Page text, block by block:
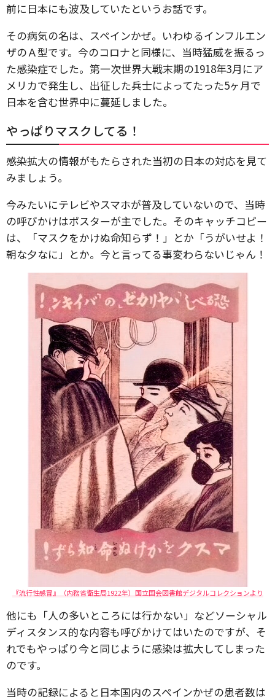
前に日本にも波及していたというお話です。
その病気の名は、スペインかぜ。いわゆるインフルエン
ザのＡ型です。今のコロナと同様に、当時猛威を振るっ
た感染症でした。第一次世界大戦末期の1918年3月にア
メリカで発生し、出征した兵士によってたった5ヶ月で
日本を含む世界中に蔓延しました。
やっぱりマスクしてる！
感染拡大の情報がもたらされた当初の日本の対応を見て
みましょう。
今みたいにテレビやスマホが普及していないので、当時
の呼びかけはポスターが主でした。そのキャッチコピー
は、「マスクをかけぬ命知らず！」とか「うがいせよ！
朝な夕なに」とか。今と言ってる事変わらないじゃん！
『流行性感冒』（内務省衛生局1922年）国立国会図書館デジタルコレクションより
他にも「人の多いところには行かない」などソーシャル
ディスタンス的な内容も呼びかけてはいたのですが、そ
れでもやっぱり今と同じように感染は拡大してしまった
のです。
当時の記録によると日本国内のスペインかぜの患者数は